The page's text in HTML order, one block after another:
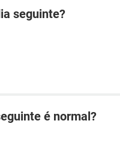
seguinte?
é normal?